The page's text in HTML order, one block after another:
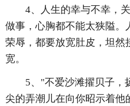
4、人生的幸与不幸，
做事，心胸都不能太狭隘。
荣辱，都要放宽肚皮，坦然
宽。
5、"不爱沙滩擢贝子，
尖的弄潮儿在向你昭示着他